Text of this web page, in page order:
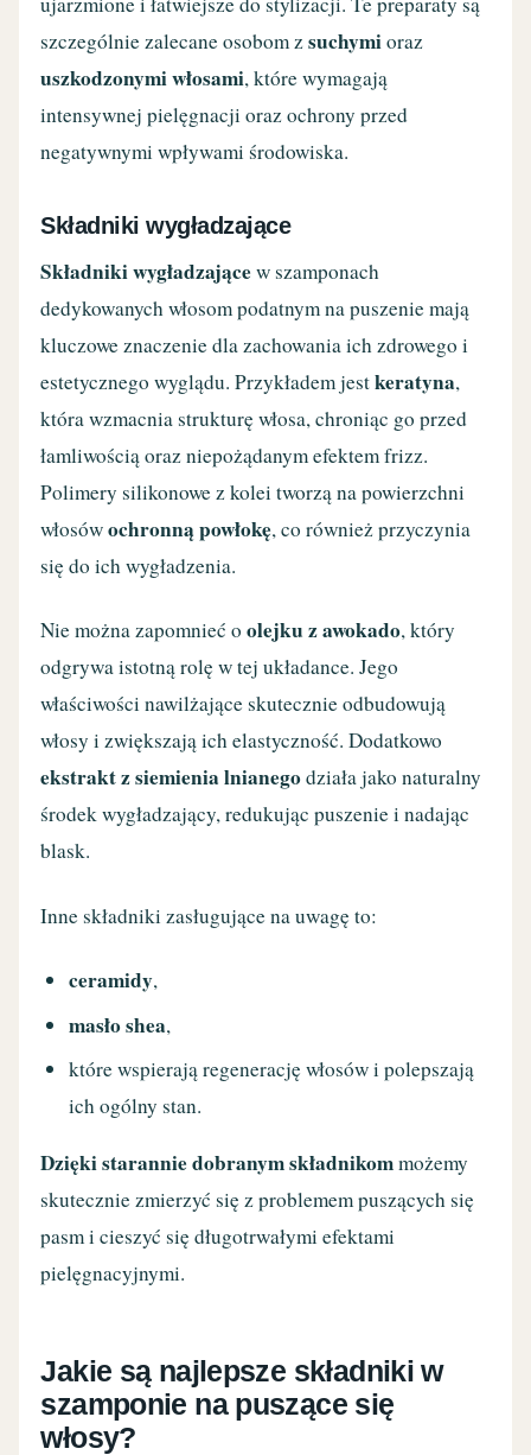
szczególnie zalecane osobom zsuchymioraz
uszkodzonymi włosami, które wymagają
intensywnej pielęgnacji oraz ochrony przed
negatywnymi wpływami środowiska.
Składniki wygładzające
Składniki wygładzającew szamponach
dedykowanych włosom podatnym na puszenie mają
kluczowe znaczenie dla zachowania ich zdrowego i
estetycznego wyglądu. Przykładem jestkeratyna,
która wzmacnia strukturę włosa, chroniąc go przed
łamliwością oraz niepożądanym efektem frizz.
Polimery silikonowe z kolei tworzą na powierzchni
włosówochronną powłokę, co również przyczynia
się do ich wygładzenia.
Nie można zapomnieć oolejku z awokado, który
odgrywa istotną rolę w tej układance. Jego
właściwości nawilżające skutecznie odbudowują
włosy i zwiększają ich elastyczność. Dodatkowo
ekstrakt z siemienia lnianegodziała jako naturalny
środek wygładzający, redukując puszenie i nadając
blask.
Inne składniki zasługujące na uwagę to:
ceramidy,
masło shea,
które wspierają regenerację włosów i polepszają
ich ogólny stan.
Dzięki starannie dobranym składnikommożemy
skutecznie zmierzyć się z problemem puszących się
pasm i cieszyć się długotrwałymi efektami
pielęgnacyjnymi.
Jakie są najlepsze składniki w
szamponie na puszące się
włosy?